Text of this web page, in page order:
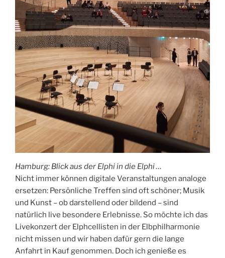
Hamburg: Blick aus der Elphi in die Elphi …
Nicht immer können digitale Veranstaltungen analoge
ersetzen: Persönliche Treffen sind oft schöner; Musik
und Kunst – ob darstellend oder bildend – sind
natürlich live besondere Erlebnisse. So möchte ich das
Livekonzert der Elphcellisten in der Elbphilharmonie
nicht missen und wir haben dafür gern die lange
Anfahrt in Kauf genommen. Doch ich genieße es